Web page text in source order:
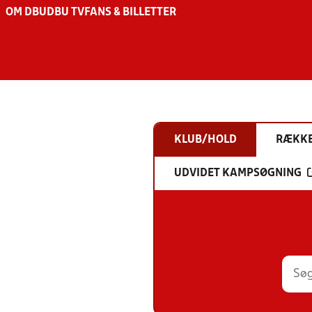
OM DBU DBU TV FANS & BILLETTER
KLUB/HOLD
UDVIDET KAMPSØGNING